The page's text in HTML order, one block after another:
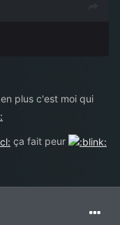
en plus c'est moi qui
ça fait peur